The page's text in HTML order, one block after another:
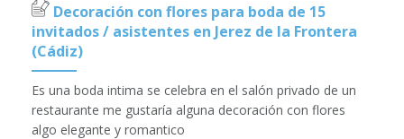
Decoración con flores para boda de 15
invitados / asistentes en Jerez de la Frontera
(Cádiz)
Es una boda intima se celebra en el salón privado de un
restaurante me gustaría alguna decoración con flores
algo elegante y romantico